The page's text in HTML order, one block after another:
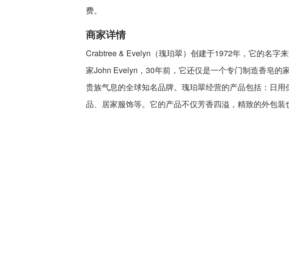
费。
商家详情
Crabtree & Evelyn（瑰珀翠）创建于1972年，它的名字
家John Evelyn，30年前，它还仅是一个专门制造香皂的
贵族气息的全球知名品牌。瑰珀翠经营的产品包括：日
品、居家服饰等。它的产品不仅芳香四溢，精致的外包装